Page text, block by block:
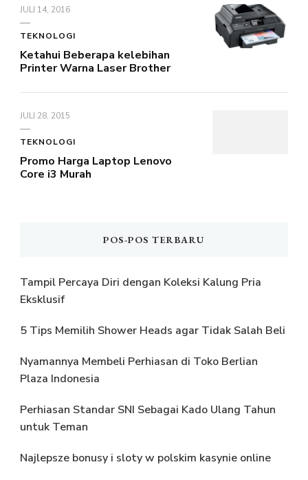
JULI 14, 2016
TEKNOLOGI
Ketahui Beberapa kelebihan
Printer Warna Laser Brother
JULI 28, 2015
TEKNOLOGI
Promo Harga Laptop Lenovo
Core i3 Murah
POS-POS TERBARU
Tampil Percaya Diri dengan Koleksi Kalung Pria
Eksklusif
5 Tips Memilih Shower Heads agar Tidak Salah Beli
Nyamannya Membeli Perhiasan di Toko Berlian
Plaza Indonesia
Perhiasan Standar SNI Sebagai Kado Ulang Tahun
untuk Teman
Najlepsze bonusy i sloty w polskim kasynie online